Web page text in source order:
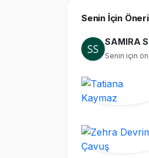
Senin İçin
SAMIRA
Senin için